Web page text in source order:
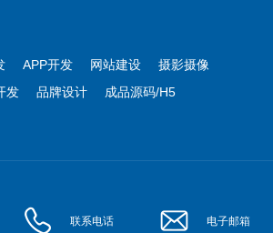
APP开发 网站建设
摄影摄像
发 品牌设计
成品源码/H5
联系电话 电子邮箱